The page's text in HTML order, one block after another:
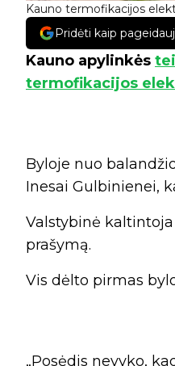
Kauno termofikacijos
Pridėti kaip
Kauno apylinkės
termofikacijos
Byloje nuo
Inesai Gulbinienei,
Valstybinė
prašymą.
Vis dėlto pirmas
„Posėdis nevyko,